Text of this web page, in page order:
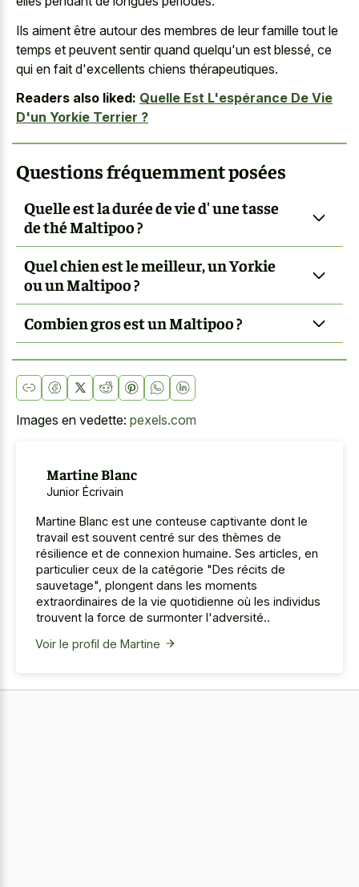
Ils aiment être autour des membres de leur famille tout le
temps et peuvent sentir quand quelqu'un est blessé, ce
qui en fait d'excellents chiens thérapeutiques.
Readers also liked: Quelle Est L'espérance De Vie
D'un Yorkie Terrier ?
Questions fréquemment posées
Quelle est la durée de vie d' une tasse
de thé Maltipoo ?
Quel chien est le meilleur, un Yorkie
ou un Maltipoo ?
Combien gros est un Maltipoo ?
Images en vedette: pexels.com
Martine Blanc
Junior Écrivain
Martine Blanc est une conteuse captivante dont le
travail est souvent centré sur des thèmes de
résilience et de connexion humaine. Ses articles, en
particulier ceux de la catégorie "Des récits de
sauvetage", plongent dans les moments
extraordinaires de la vie quotidienne où les individus
trouvent la force de surmonter l'adversité..
Voir le profil de Martine